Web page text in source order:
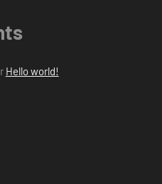
Hello world!